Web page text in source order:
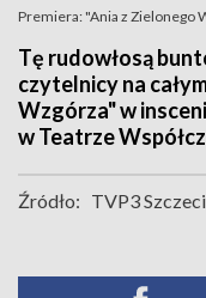
Premiera: "Ania z Zielonego
Tę rudowłosą
czytelnicy na
Wzgórza" w
w Teatrze
Źródło: TVP3